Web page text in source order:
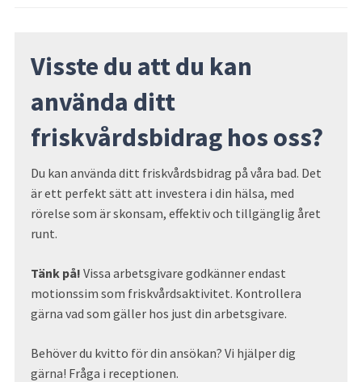
Visste du att du kan
använda ditt
friskvårdsbidrag hos oss?
Du kan använda ditt friskvårdsbidrag på våra bad. Det
är ett perfekt sätt att investera i din hälsa, med
rörelse som är skonsam, effektiv och tillgänglig året
runt.
Tänk på! Vissa arbetsgivare godkänner endast
motionssim som friskvårdsaktivitet. Kontrollera
gärna vad som gäller hos just din arbetsgivare.
Behöver du kvitto för din ansökan? Vi hjälper dig
gärna! Fråga i receptionen.